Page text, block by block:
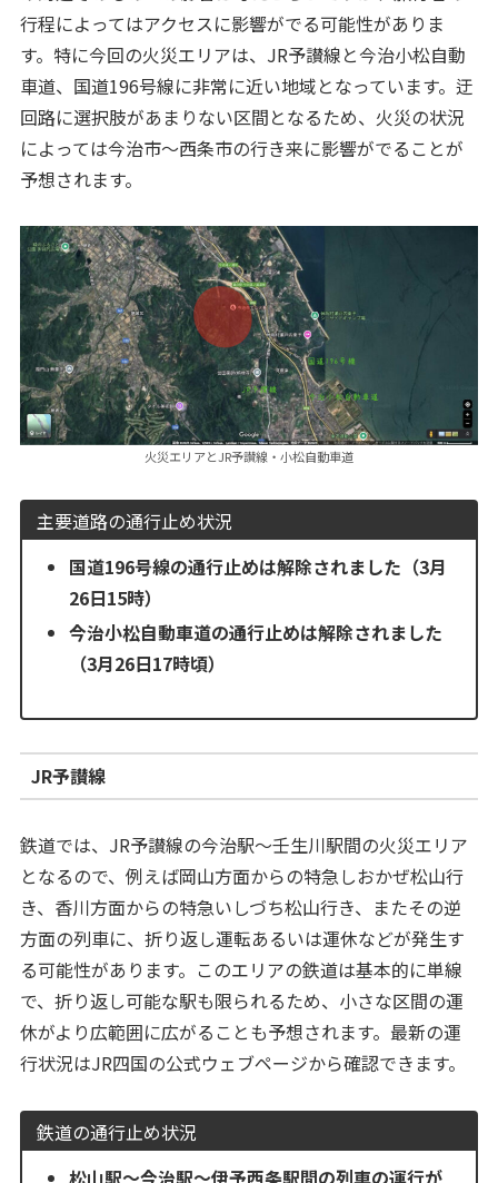
行程によってはアクセスに影響がでる可能性がありま
す。特に今回の火災エリアは、JR予讃線と今治小松自動
車道、国道196号線に非常に近い地域となっています。迂
回路に選択肢があまりない区間となるため、火災の状況
によっては今治市～西条市の行き来に影響がでることが
予想されます。
火災エリアとJR予讃線・小松自動車道
主要道路の通行止め状況
国道196号線の通行止めは解除されました（3月
26日15時）
今治小松自動車道の通行止めは解除されました
（3月26日17時頃）
JR予讃線
鉄道では、JR予讃線の今治駅～壬生川駅間の火災エリア
となるので、例えば岡山方面からの特急しおかぜ松山行
き、香川方面からの特急いしづち松山行き、またその逆
方面の列車に、折り返し運転あるいは運休などが発生す
る可能性があります。このエリアの鉄道は基本的に単線
で、折り返し可能な駅も限られるため、小さな区間の運
休がより広範囲に広がることも予想されます。最新の運
行状況はJR四国の公式ウェブページから確認できます。
鉄道の通行止め状況
松山駅～今治駅～伊予西条駅間の列車の運行が